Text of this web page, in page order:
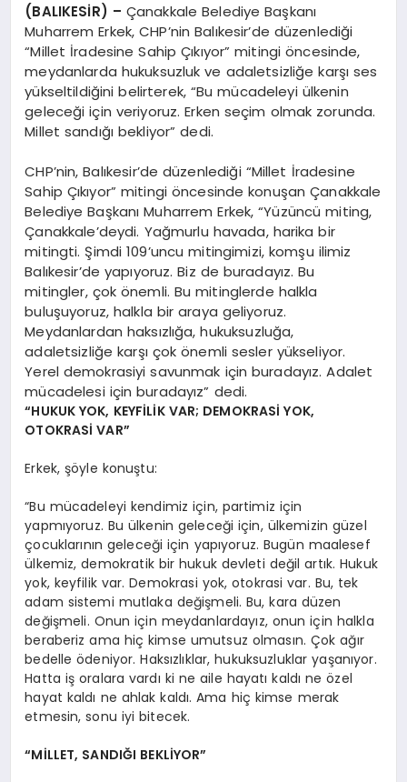
(BALIKESİR) – Çanakkale Belediye Başkanı
Muharrem Erkek, CHP’nin Balıkesir’de düzenlediği
“Millet İradesine Sahip Çıkıyor” mitingi öncesinde,
meydanlarda hukuksuzluk ve adaletsizliğe karşı ses
yükseltildiğini belirterek, “Bu mücadeleyi ülkenin
geleceği için veriyoruz. Erken seçim olmak zorunda.
Millet sandığı bekliyor” dedi.
CHP’nin, Balıkesir’de düzenlediği “Millet İradesine
Sahip Çıkıyor” mitingi öncesinde konuşan Çanakkale
Belediye Başkanı Muharrem Erkek, “Yüzüncü miting,
Çanakkale’deydi. Yağmurlu havada, harika bir
mitingti. Şimdi 109’uncu mitingimizi, komşu ilimiz
Balıkesir’de yapıyoruz. Biz de buradayız. Bu
mitingler, çok önemli. Bu mitinglerde halkla
buluşuyoruz, halkla bir araya geliyoruz.
Meydanlardan haksızlığa, hukuksuzluğa,
adaletsizliğe karşı çok önemli sesler yükseliyor.
Yerel demokrasiyi savunmak için buradayız. Adalet
mücadelesi için buradayız” dedi.
“HUKUK YOK, KEYFİLİK VAR; DEMOKRASİ YOK,
OTOKRASİ VAR”
Erkek, şöyle konuştu:
“Bu mücadeleyi kendimiz için, partimiz için
yapmıyoruz. Bu ülkenin geleceği için, ülkemizin güzel
çocuklarının geleceği için yapıyoruz. Bugün maalesef
ülkemiz, demokratik bir hukuk devleti değil artık. Hukuk
yok, keyfilik var. Demokrasi yok, otokrasi var. Bu, tek
adam sistemi mutlaka değişmeli. Bu, kara düzen
değişmeli. Onun için meydanlardayız, onun için halkla
beraberiz ama hiç kimse umutsuz olmasın. Çok ağır
bedelle ödeniyor. Haksızlıklar, hukuksuzluklar yaşanıyor.
Hatta iş oralara vardı ki ne aile hayatı kaldı ne özel
hayat kaldı ne ahlak kaldı. Ama hiç kimse merak
etmesin, sonu iyi bitecek.
“MİLLET, SANDIĞI BEKLİYOR”